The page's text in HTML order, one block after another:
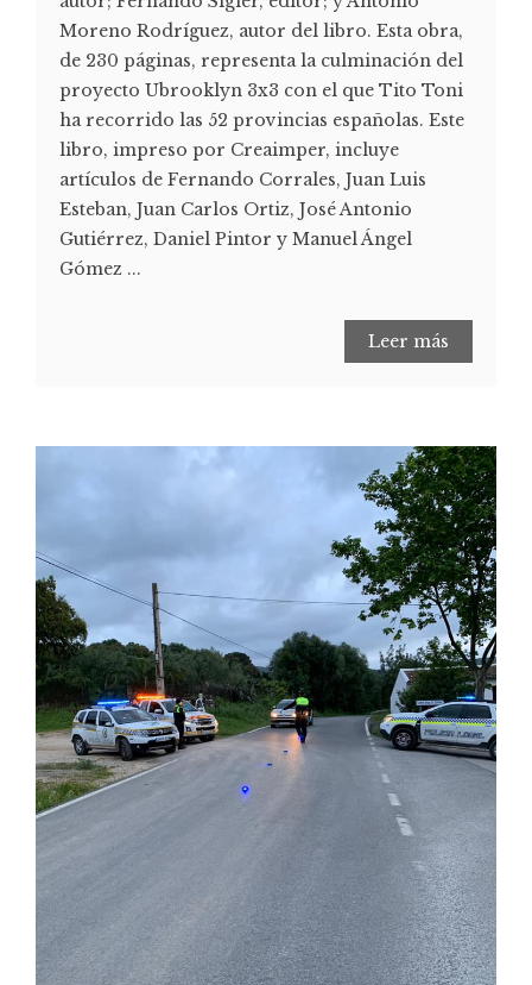
Moreno Rodríguez, autor del libro. Esta obra,
de 230 páginas, representa la culminación del
proyecto Ubrooklyn 3x3 con el que Tito Toni
ha recorrido las 52 provincias españolas. Este
libro, impreso por Creaimper, incluye
artículos de Fernando Corrales, Juan Luis
Esteban, Juan Carlos Ortiz, José Antonio
Gutiérrez, Daniel Pintor y Manuel Ángel
Gómez ...
Leer más